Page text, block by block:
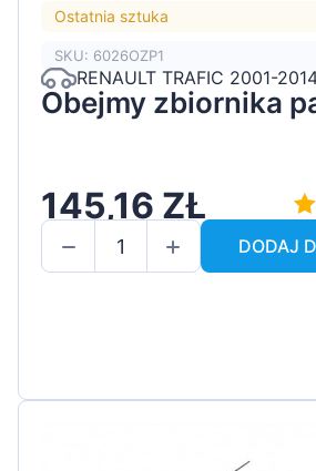
Ostatnia sztuka
SKU: 6026OZP1
RENAULT TRAFIC 2001-
Obejmy zbiornika
145,16 ZŁ
DODAJ